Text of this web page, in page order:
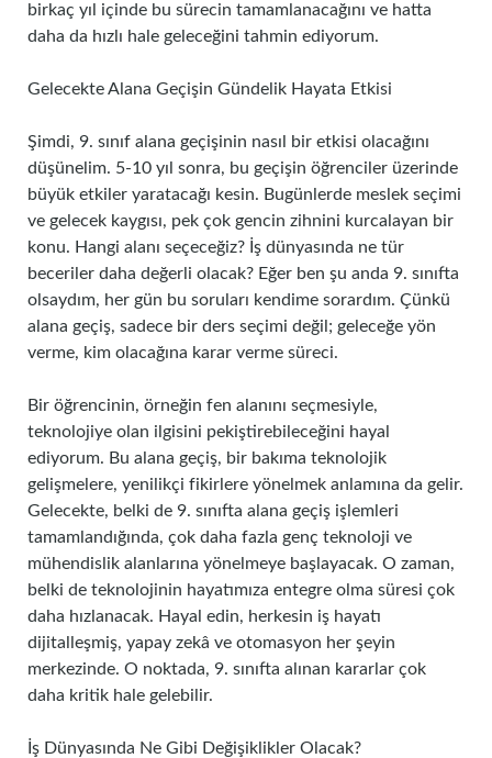
birkaç yıl içinde bu sürecin tamamlanacağını ve hatta
daha da hızlı hale geleceğini tahmin ediyorum.
Gelecekte Alana Geçişin Gündelik Hayata Etkisi
Şimdi, 9. sınıf alana geçişinin nasıl bir etkisi olacağını
düşünelim. 5-10 yıl sonra, bu geçişin öğrenciler üzerinde
büyük etkiler yaratacağı kesin. Bugünlerde meslek seçimi
ve gelecek kaygısı, pek çok gencin zihnini kurcalayan bir
konu. Hangi alanı seçeceğiz? İş dünyasında ne tür
beceriler daha değerli olacak? Eğer ben şu anda 9. sınıfta
olsaydım, her gün bu soruları kendime sorardım. Çünkü
alana geçiş, sadece bir ders seçimi değil; geleceğe yön
verme, kim olacağına karar verme süreci.
Bir öğrencinin, örneğin fen alanını seçmesiyle,
teknolojiye olan ilgisini pekiştirebileceğini hayal
ediyorum. Bu alana geçiş, bir bakıma teknolojik
gelişmelere, yenilikçi fikirlere yönelmek anlamına da gelir.
Gelecekte, belki de 9. sınıfta alana geçiş işlemleri
tamamlandığında, çok daha fazla genç teknoloji ve
mühendislik alanlarına yönelmeye başlayacak. O zaman,
belki de teknolojinin hayatımıza entegre olma süresi çok
daha hızlanacak. Hayal edin, herkesin iş hayatı
dijitalleşmiş, yapay zekâ ve otomasyon her şeyin
merkezinde. O noktada, 9. sınıfta alınan kararlar çok
daha kritik hale gelebilir.
İş Dünyasında Ne Gibi Değişiklikler Olacak?